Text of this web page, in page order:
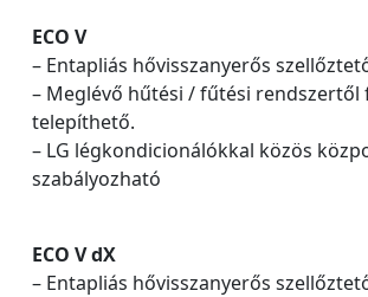
ECO V
– Entapliás hővisszanyerős
– Meglévő hűtési / fűtési rendszertől
telepíthető.
– LG légkondicionálókkal közös
szabályozható
ECO V dX
– Entapliás hővisszanyerős